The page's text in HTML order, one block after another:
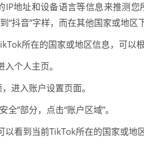
IP地址和设备语言等信息来推测
“抖音”字样，而在其他国家或地区
所在的国家或地区信息，可以
个人主页。
进入账户设置页面。
全”部分，点击“账户区域”。
看到当前TikTok所在的国家或地区